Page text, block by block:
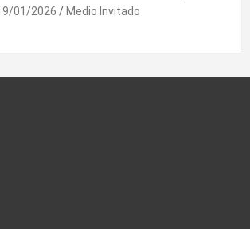
01/2026 Medio Invitado